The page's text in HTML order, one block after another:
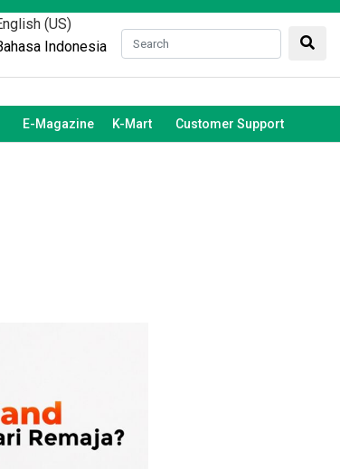
(US)
Indonesia
E-Magazine K-Mart Customer Support